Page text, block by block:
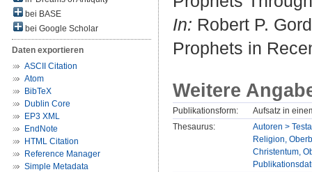
bei BASE
bei Google Scholar
Daten exportieren
ASCII Citation
Atom
BibTeX
Dublin Core
EP3 XML
EndNote
HTML Citation
Reference Manager
Simple Metadata
In: Robert P.
Prophets in
Weitere
Publikationsform:
Aufsatz in
Thesaurus:
Autoren >
Religion,
Christentum,